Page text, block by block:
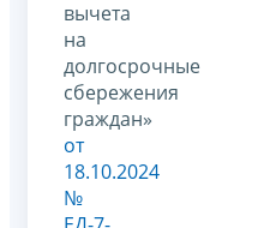
вычета
на
долгосрочные
сбережения
граждан»
от
18.10.2024
№